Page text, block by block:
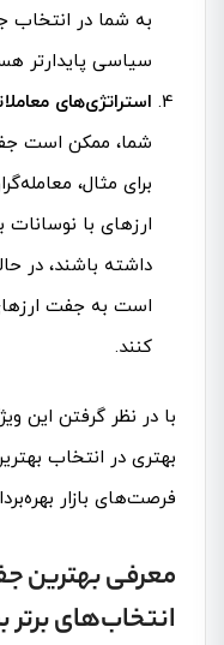
به شما در انتخاب
سیاسی پایدارتر
استراتژی‌های
شما، ممکن است
برای مثال،
ارزهای با نوسانات
داشته باشند، در
است به جفت
کنند.
با در نظر گرفتن این
بهتری در انتخاب
فرصت‌های بازار
معرفی بهترین
انتخاب‌های برتر